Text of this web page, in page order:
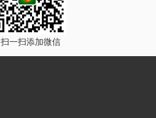
扫一扫添加微信